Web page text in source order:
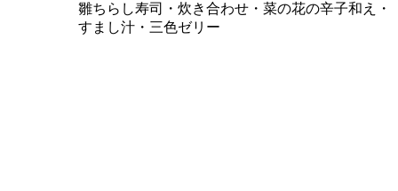
雛ちらし寿司・炊き合わせ・菜の花の辛子和え・
すまし汁・三色ゼリー